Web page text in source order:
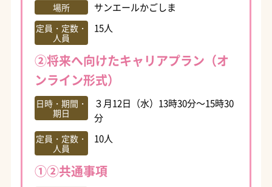
場所 サンエールかごしま
定員・定数・
人員
15人
②将来へ向けたキャリアプラン（オ
ンライン形式）
日時・期間・
期日
３月12日（水）13時30分～15時30
分
定員・定数・
人員
10人
①②共通事項